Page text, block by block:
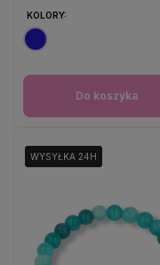
KOLORY:
Do koszyka
WYSYŁKA 24H
WYSYŁKA 24H